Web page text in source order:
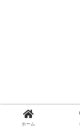
ホーム